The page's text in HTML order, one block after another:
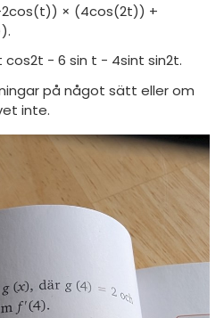
× (4cos(2t)) +
- 6 sin t - 4sint sin2t.
på något sätt eller om
inte.
Integraler och
Komplexa tal
Livehjälpen
Topplistor
Regler
För lärare
3 inloggade
Om Pluggakuten